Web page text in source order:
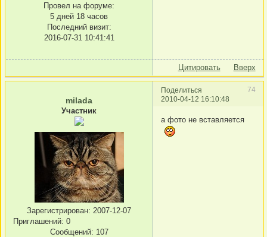
Провел на форуме:
5 дней 18 часов
Последний визит:
2016-07-31 10:41:41
Цитировать Вверх
Поделиться
74
2010-04-12 16:10:48
milada
Участник
Зарегистрирован: 2007-12-07
Приглашений: 0
Сообщений: 107
а фото не вставляется